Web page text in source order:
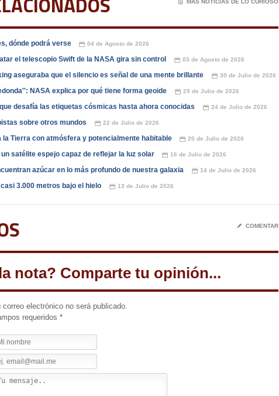
📄 MÁS NOTICIAS DE LO CURIOSO
dónde podrá verse 📅 04 de Agosto de 2026
el telescopio Swift de la NASA gira sin control 📅 03 de Agosto de 2026
aseguraba que el silencio es señal de una mente brillante 📅 30 de Julio de 2026
NASA explica por qué tiene forma geoide 📅 29 de Julio de 2026
desafía las etiquetas cósmicas hasta ahora conocidas 📅 24 de Julio de 2026
sobre otros mundos 📅 22 de Julio de 2026
Tierra con atmósfera y potencialmente habitable 📅 20 de Julio de 2026
satélite espejo capaz de reflejar la luz solar 📅 16 de Julio de 2026
azúcar en lo más profundo de nuestra galaxia 📅 14 de Julio de 2026
3.000 metros bajo el hielo 📅 13 de Julio de 2026
✎ COMENTAR
nota? Comparte tu opinión...
correo electrónico no será publicado.
requeridos *